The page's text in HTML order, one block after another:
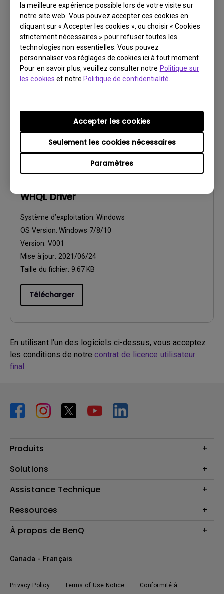
la meilleure expérience possible lors de votre visite sur
notre site web. Vous pouvez accepter ces cookies en
cliquant sur « Accepter les cookies », ou choisir « Cookies
strictement nécessaires » pour refuser toutes les
technologies non essentielles. Vous pouvez
personnaliser vos réglages de cookies ici à tout moment.
Pour en savoir plus, veuillez consulter notre Politique sur
les cookies et notrePolitique de confidentialité
Paramètres
Seulement les cookies nécessaires
Accepter les cookies
Logiciels
Display Pilot for Mac
Système d’exploitation:
OS Version:MacOS 12 or later
Version:V1.1.2.5
Mise à jour:2023/06/14
Télécharger
WHQL Driver
Système d’exploitation: Windows
OS Version: Windows 7/8/10
Version: V001
Mise à jour: 2021/06/24
Taille du fichier: 9.67 KB
Télécharger
En utilisant l'un des logiciels ci-dessus, vous acceptez
les conditions de notrecontrat de licence utilisateur
final.
Produits
Vidéoprojecteurs
Éclairage
Haut-parleur
Solutions
Business Display
Assistance Technique
Contactez-nous
Recycling
Ressources
Centre de connaissances
À propos de BenQ
Développement durable
Privacy Policy
Terms of Use Notice Conformité à
Canada - Français